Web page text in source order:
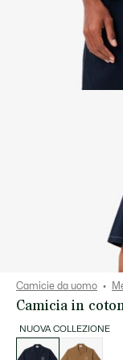
Camicie da uomo
Camicia in
NUOVA COLLEZIONE
delle
varianti